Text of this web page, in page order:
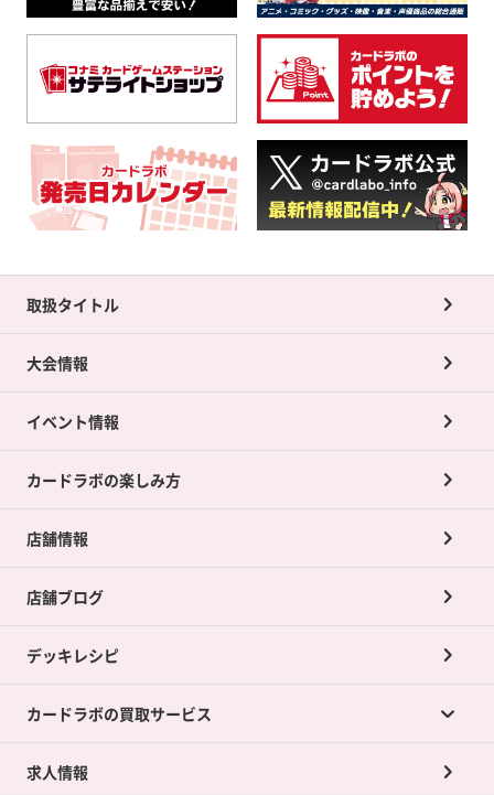
取扱タイトル
大会情報
イベント情報
カードラボの楽しみ方
店舗情報
店舗ブログ
デッキレシピ
カードラボの買取サービス
カードラボの買取サービスTOP
求人情報